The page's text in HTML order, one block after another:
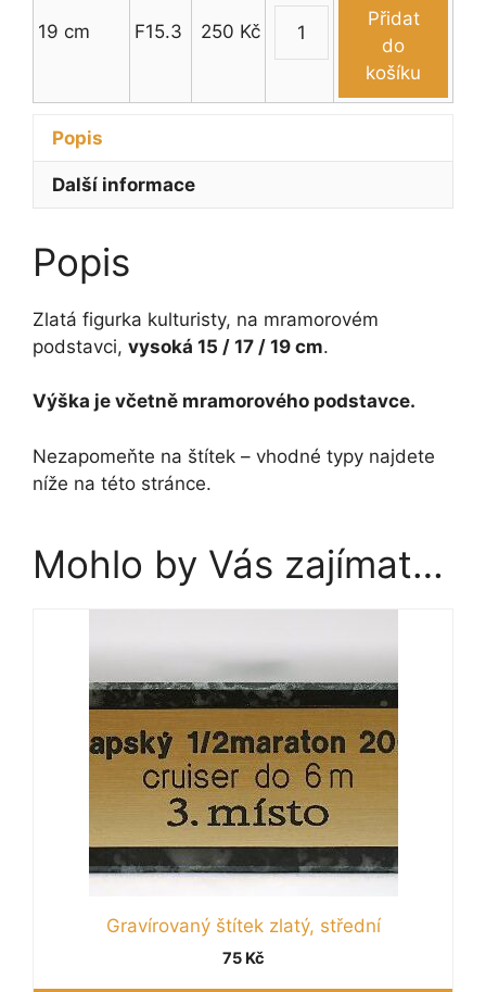
19
množství
19 cm F15.3 250 Kč
Figurka
kulturista
15
množství
Přidat
do
košíku
Popis
Další informace
Popis
Zlatá figurka kulturisty, na mramorovém
podstavci, vysoká 15 / 17 / 19 cm.
Výška je včetně mramorového podstavce.
Nezapomeňte na štítek – vhodné typy najdete
níže na této stránce.
Mohlo by Vás zajímat…
Gravírovaný štítek zlatý, střední
75 Kč